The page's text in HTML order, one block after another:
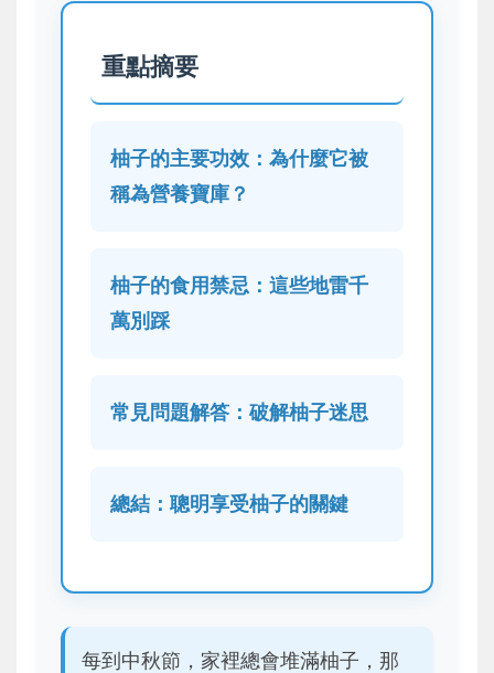
重點摘要
柚子的主要功效：為什麼它被
稱為營養寶庫？
柚子的食用禁忌：這些地雷千
萬別踩
常見問題解答：破解柚子迷思
總結：聰明享受柚子的關鍵
每到中秋節，家裡總會堆滿柚子，那